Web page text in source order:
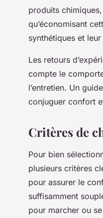
produits
qu’économisant
synthétiques et
Les retours
compte le
l’entretien. Un
conjuguer confort
Critères de
Pour bien
plusieurs critères
pour assurer le
suffisamment
pour marcher ou